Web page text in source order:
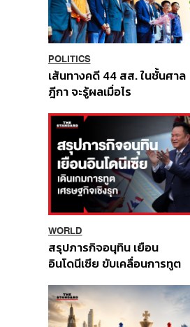
POLITICS
เส้นทางคดี 44 สส. ในชั้นศาล
ฎีกา จะรู้ผลเมื่อไร
WORLD
สรุปภารกิจอนุทิน เยือน
อินโดนีเซีย ขับเคลื่อนการทูต
ส่วนยุทธศาสตร์ไทย –
อินโดนีเซีย